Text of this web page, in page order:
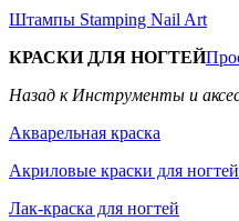
Штампы Stamping Nail Art
КРАСКИ ДЛЯ НОГТЕЙ
Назад к Инструменты и
Акварельная краска
Акриловые краски для ногтей
Лак-краска для ногтей